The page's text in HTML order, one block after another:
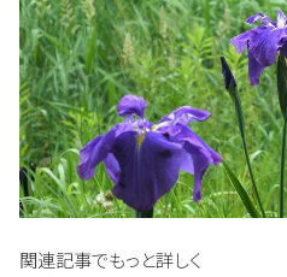
関連記事でもっと詳しく